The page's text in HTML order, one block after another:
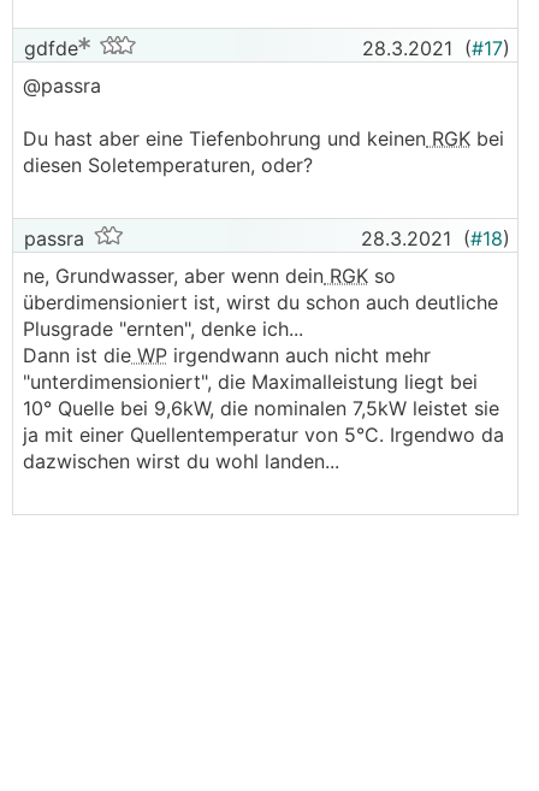
gdfde 28.3.2021 (#17)
@passra
Du hast aber eine Tiefenbohrung und keinen RGK bei
diesen Soletemperaturen, oder?
passra 28.3.2021 (#18)
ne, Grundwasser, aber wenn dein RGK so
überdimensioniert ist, wirst du schon auch deutliche
Plusgrade "ernten", denke ich...
Dann ist die WP irgendwann auch nicht mehr
"unterdimensioniert", die Maximalleistung liegt bei
10° Quelle bei 9,6kW, die nominalen 7,5kW leistet sie
ja mit einer Quellentemperatur von 5°C. Irgendwo da
dazwischen wirst du wohl landen...